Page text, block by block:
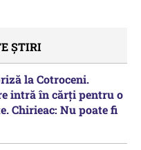
ȘTIRI
la Cotroceni.
intră în cărți pentru o
Chirieac: Nu poate fi